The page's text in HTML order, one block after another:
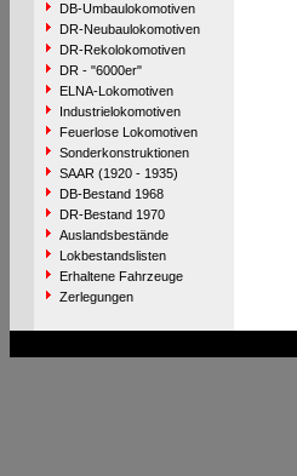
DB-Umbaulokomotiven
DR-Neubaulokomotiven
DR-Rekolokomotiven
DR - "6000er"
ELNA-Lokomotiven
Industrielokomotiven
Feuerlose Lokomotiven
Sonderkonstruktionen
SAAR (1920 - 1935)
DB-Bestand 1968
DR-Bestand 1970
Auslandsbestände
Lokbestandslisten
Erhaltene Fahrzeuge
Zerlegungen